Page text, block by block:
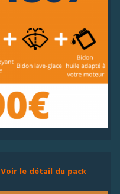
Voir le détail du pack